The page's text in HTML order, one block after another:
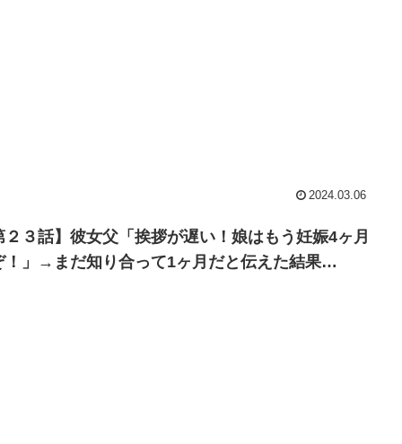
2024.03.06
２３話】彼女父「挨拶が遅い！娘はもう妊娠4ヶ月
！」→まだ知り合って1ヶ月だと伝えた結果…